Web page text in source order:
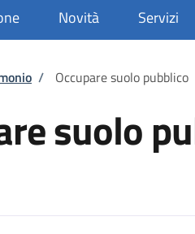
Novità Servizi
di pane
/ Occupare suolo pubblico
suolo